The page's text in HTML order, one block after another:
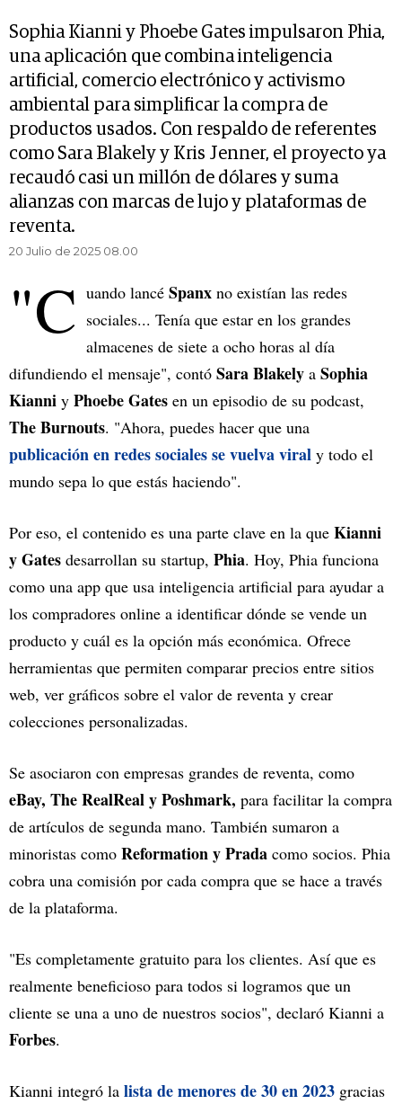
Sophia Kianni y Phoebe Gates impulsaron Phia,
una aplicación que combina inteligencia
artificial, comercio electrónico y activismo
ambiental para simplificar la compra de
productos usados. Con respaldo de referentes
como Sara Blakely y Kris Jenner, el proyecto ya
recaudó casi un millón de dólares y suma
alianzas con marcas de lujo y plataformas de
reventa.
20 Julio de 2025 08.00
"C uando lancé Spanx no existían las redes
sociales... Tenía que estar en los grandes
almacenes de siete a ocho horas al día
difundiendo el mensaje", contó Sara Blakely a Sophia
Kianni y Phoebe Gates en un episodio de su podcast,
The Burnouts. "Ahora, puedes hacer que una
publicación en redes sociales se vuelva viral y todo el
mundo sepa lo que estás haciendo".
Por eso, el contenido es una parte clave en la que Kianni
y Gates desarrollan su startup, Phia. Hoy, Phia funciona
como una app que usa inteligencia artificial para ayudar a
los compradores online a identificar dónde se vende un
producto y cuál es la opción más económica. Ofrece
herramientas que permiten comparar precios entre sitios
web, ver gráficos sobre el valor de reventa y crear
colecciones personalizadas.
Se asociaron con empresas grandes de reventa, como
eBay, The RealReal y Poshmark, para facilitar la compra
de artículos de segunda mano. También sumaron a
minoristas como Reformation y Prada como socios. Phia
cobra una comisión por cada compra que se hace a través
de la plataforma.
"Es completamente gratuito para los clientes. Así que es
realmente beneficioso para todos si logramos que un
cliente se una a uno de nuestros socios", declaró Kianni a
Forbes.
Kianni integró la lista de menores de 30 en 2023 gracias